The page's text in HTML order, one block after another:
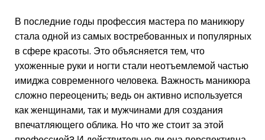
В последние годы профессия мастера по маникюру
стала одной из самых востребованных и популярных
в сфере красоты. Это объясняется тем, что
ухоженные руки и ногти стали неотъемлемой частью
имиджа современного человека. Важность маникюра
сложно переоценить; ведь он активно используется
как женщинами, так и мужчинами для создания
впечатляющего облика. Но что же стоит за этой